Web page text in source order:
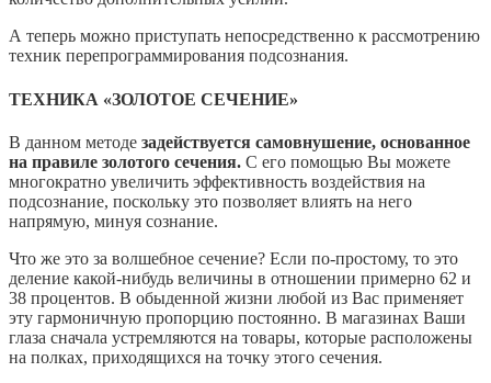
А теперь можно приступать непосредственно к рассмотрению
техник перепрограммирования подсознания.
ТЕХНИКА «ЗОЛОТОЕ СЕЧЕНИЕ»
В данном методе задействуется самовнушение, основанное
на правиле золотого сечения. С его помощью Вы можете
многократно увеличить эффективность воздействия на
подсознание, поскольку это позволяет влиять на него
напрямую, минуя сознание.
Что же это за волшебное сечение? Если по-простому, то это
деление какой-нибудь величины в отношении примерно 62 и
38 процентов. В обыденной жизни любой из Вас применяет
эту гармоничную пропорцию постоянно. В магазинах Ваши
глаза сначала устремляются на товары, которые расположены
на полках, приходящихся на точку этого сечения.